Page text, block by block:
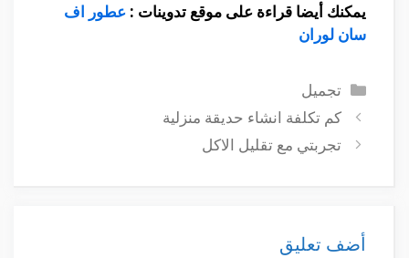
يمكنك أيضا قراءة على موقع تدوينات : عطور اف
سان لوران
التصنيفات
تجميل
كم تكلفة انشاء حديقة منزلية
تجربتي مع تقليل الاكل
أضف تعليق